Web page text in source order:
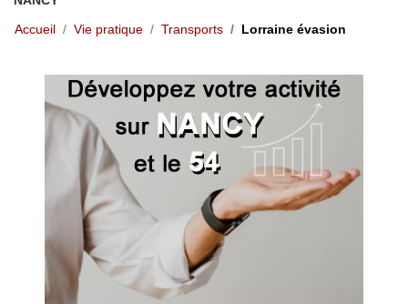
Accueil
Vie pratique Transports Lorraine évasion